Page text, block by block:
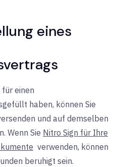
eines
einen
haben, können Sie
und auf demselben
Wenn Sie Nitro Sign für Ihre
verwenden, können
beruhigt sein.